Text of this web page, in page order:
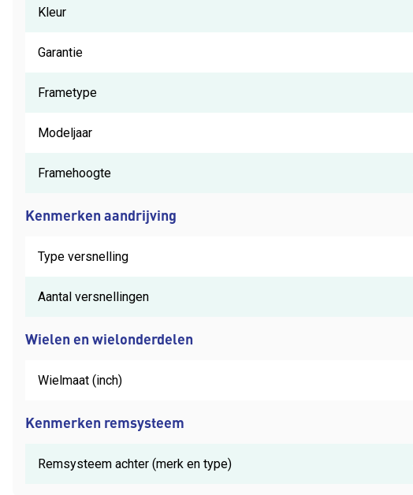
Kleur
Garantie
Frametype
Modeljaar
Framehoogte
Kenmerken aandrijving
Type versnelling
Aantal versnellingen
Wielen en wielonderdelen
Wielmaat (inch)
Kenmerken remsysteem
Remsysteem achter (merk en type)